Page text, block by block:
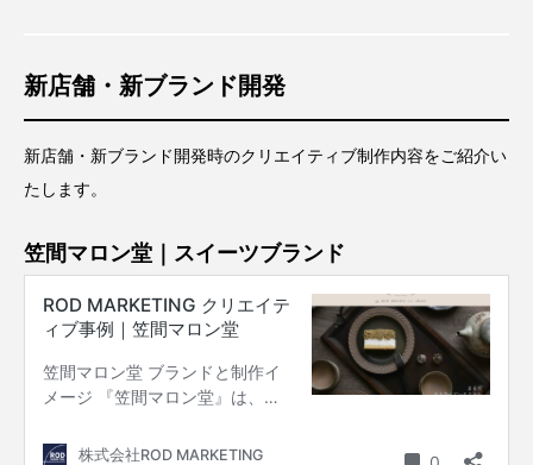
新店舗・新ブランド開発
新店舗・新ブランド開発時のクリエイティブ制作内容をご紹介い
たします。
笠間マロン堂｜スイーツブランド